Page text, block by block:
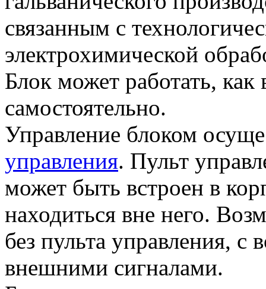
связанным с
электрохимической
Блок может работать, как
самостоятельно.
Управление блоком
управления. Пульт
может быть встроен в
находиться вне него.
без пульта управления,
внешними сигналами.